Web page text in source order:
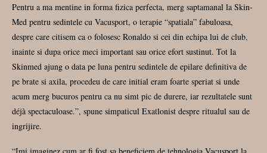
Pentru a ma mentine in forma fizica perfecta, merg saptamanal la Skin-
Med pentru sedintele cu Vacusport, o terapie “spatiala” fabuloasa,
despre care citisem ca o folosesc Ronaldo si cei din echipa lui de club,
inainte si dupa orice meci important sau orice efort sustinut. Tot la
Skinmed ajung o data pe luna pentru sedintele de epilare definitiva de
pe brate si axila, procedeu de care initial eram foarte speriat si unde
acum merg bucuros pentru ca nu simt pic de durere, iar rezultatele sunt
déjà spectaculoase.”, spune simpaticul Exatlonist despre ritualul sau de
ingrijire.